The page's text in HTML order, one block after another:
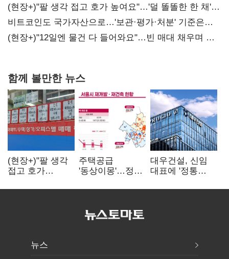
(현장+)"팔 생각 접고 호가 높여요"…'덜 똘똘한 한 채'
20억 키맞추기
비트코인도 국가자산으로…'보관·평가·처분' 기준은
숙제
(현장+)"12일엔 물건 다 들어와요"…빈 매대 채우며 문
함께 볼만한 뉴스
(현장+)"팔 생각
접고 호가
똘똘한 한 채'
주택공급
'동상이몽'…정부
없으면 '공수표'
대우건설, 신임
대표에 '정통
부사장 내정
뉴스